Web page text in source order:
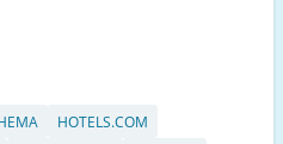
HOTELS.COM